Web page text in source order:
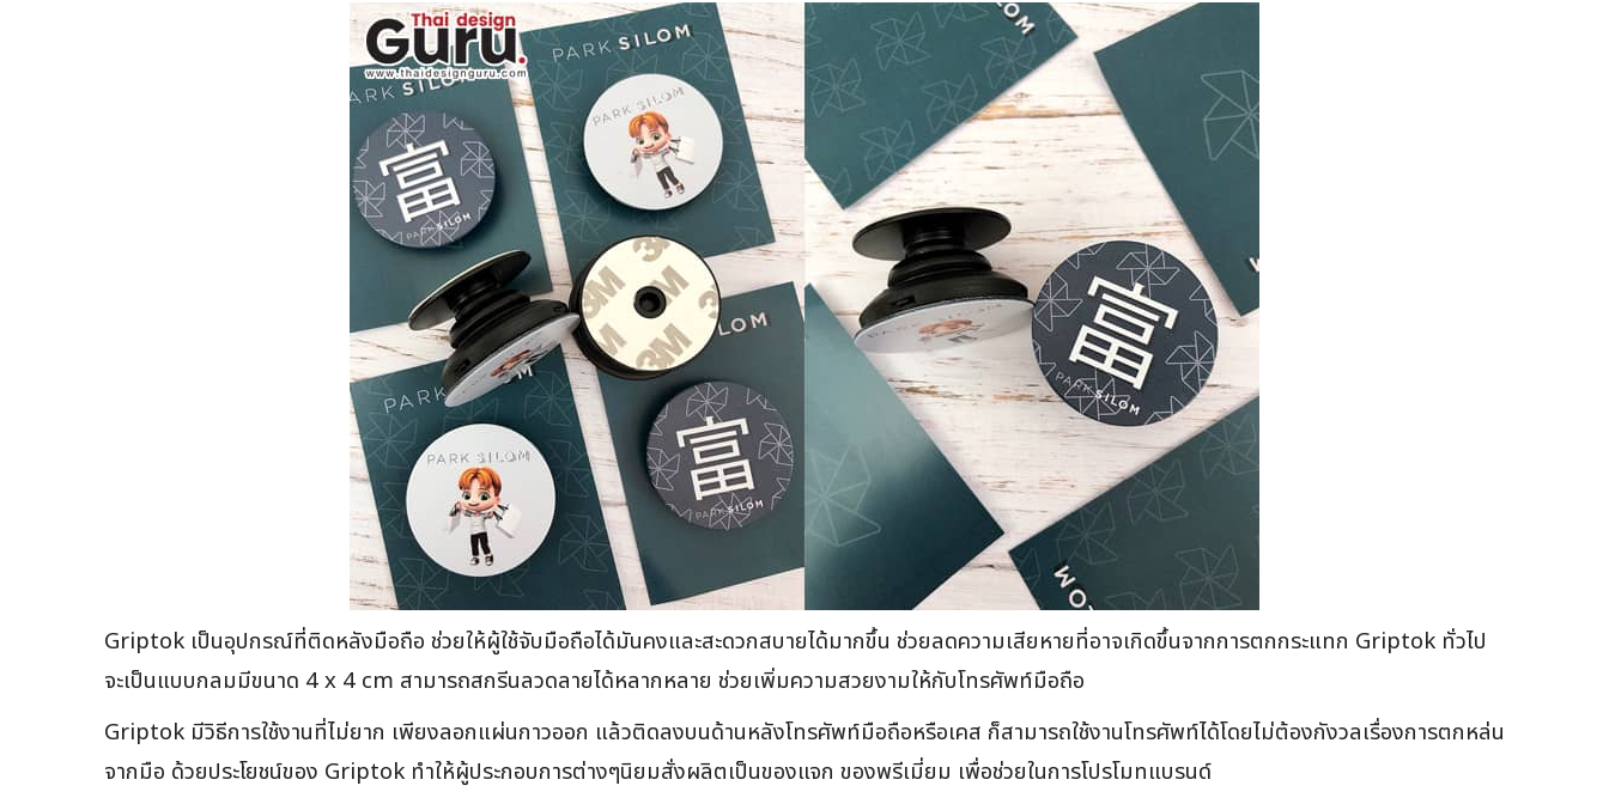
Griptok เป็นอุปกรณ์ที่ติดหลังมือถือ ช่วยให้ผู้ใช้จับมือถือได้มันคงและสะดวกสบายได้มากขึ้น ช่วยลดความเสียหายที่อาจเกิดขึ้นจากการตกกระแทก Griptok ทั่วไป
จะเป็นแบบกลมมีขนาด 4 x 4 cm สามารถสกรีนลวดลายได้หลากหลาย ช่วยเพิ่มความสวยงามให้กับโทรศัพท์มือถือ
Griptok มีวิธีการใช้งานที่ไม่ยาก เพียงลอกแผ่นกาวออก แล้วติดลงบนด้านหลังโทรศัพท์มือถือหรือเคส ก็สามารถใช้งานโทรศัพท์ได้โดยไม่ต้องกังวลเรื่องการตกหล่น
จากมือ ด้วยประโยชน์ของ Griptok ทำให้ผู้ประกอบการต่างๆนิยมสั่งผลิตเป็นของแจก ของพรีเมี่ยม เพื่อช่วยในการโปรโมทแบรนด์